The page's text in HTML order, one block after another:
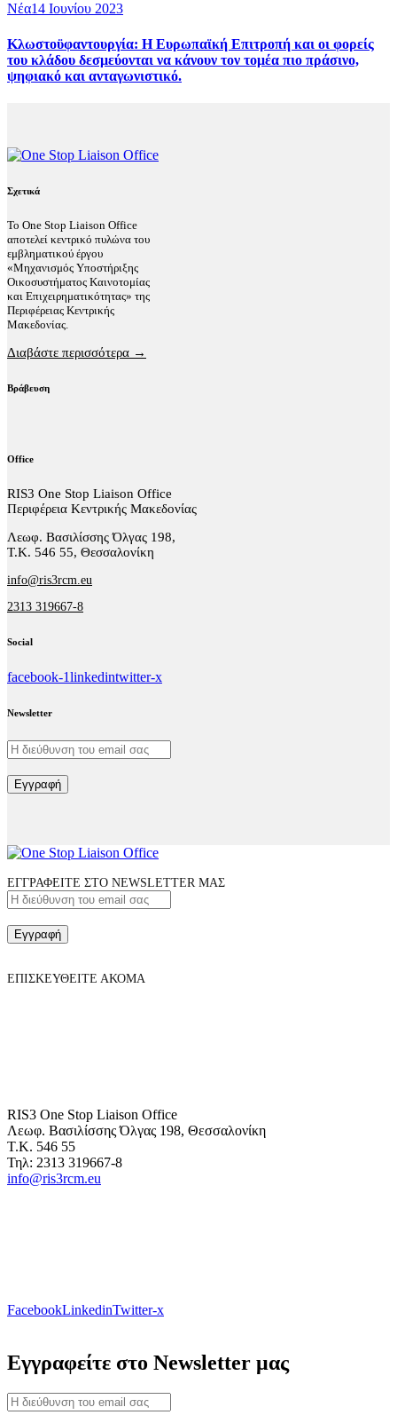
Νέα14 Ιουνίου 2023
Κλωστοϋφαντουργία: Η Ευρωπαϊκή Επιτροπή και οι φορείς
του κλάδου δεσμεύονται να κάνουν τον τομέα πιο πράσινο,
ψηφιακό και ανταγωνιστικό.
Σχετικά
Το One Stop Liaison Office
αποτελεί κεντρικό πυλώνα του
εμβληματικού έργου
«Μηχανισμός Υποστήριξης
Οικοσυστήματος Καινοτομίας
και Επιχειρηματικότητας» της
Περιφέρειας Κεντρικής
Μακεδονίας.
Διαβάστε περισσότερα →
Βράβευση
Office
RIS3 One Stop Liaison Office
Περιφέρεια Κεντρικής Μακεδονίας
Λεωφ. Βασιλίσσης Όλγας 198,
Τ.Κ. 546 55, Θεσσαλονίκη
info@ris3rcm.eu
2313 319667-8
Social
facebook-1linkedintwitter-x
Newsletter
Εγγραφή
ΕΓΓΡΑΦΕΙΤΕ ΣΤΟ NEWSLETTER ΜΑΣ
Εγγραφή
ΕΠΙΣΚΕΥΘΕΙΤΕ ΑΚΟΜΑ
RIS3 One Stop Liaison Office
Λεωφ. Βασιλίσσης Όλγας 198, Θεσσαλονίκη
Τ.Κ. 546 55
Τηλ: 2313 319667-8
info@ris3rcm.eu
FacebookLinkedinTwitter-x
Εγγραφείτε στο Newsletter μας